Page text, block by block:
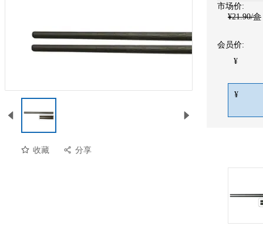
收藏 分享
市场价:
¥21.90/盒
会员价:
¥
¥